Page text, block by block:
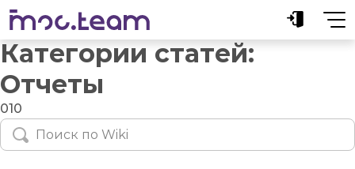
Категории статей:
Отчеты
010